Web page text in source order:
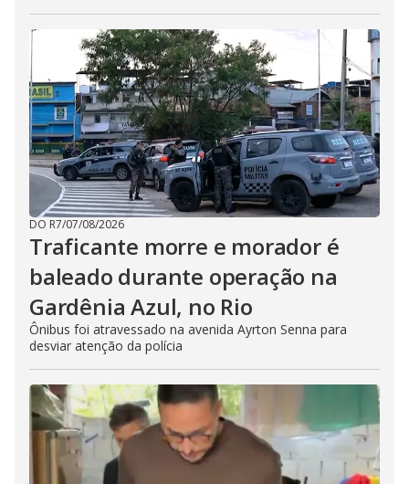
DO R7/07/08/2026
Traficante morre e morador é
baleado durante operação na
Gardênia Azul, no Rio
Ônibus foi atravessado na avenida Ayrton Senna para
desviar atenção da polícia